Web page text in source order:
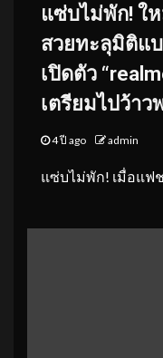
แซ่บไม่พัก! ใ
สวยทะลุมิติแ
เปิดตัว
เตรียมไปว้า
4 ปี ago admin
แซ่บไม่พัก! เมื่อแฟช